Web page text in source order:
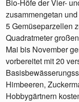
Bio-Höfe der Vier-
zusammengetan
5 Gemüseparzellen
Quadratmeter
Mai bis November
vorbereitet mit 20
Himbeeren,
Hobbygärtnern